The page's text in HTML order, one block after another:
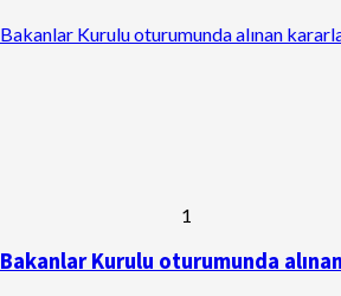
Bakanlar Kurulu oturumunda alınan
1
Bakanlar Kurulu oturumunda